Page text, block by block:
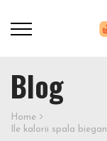
Blog
Home
Ile kalorii spala